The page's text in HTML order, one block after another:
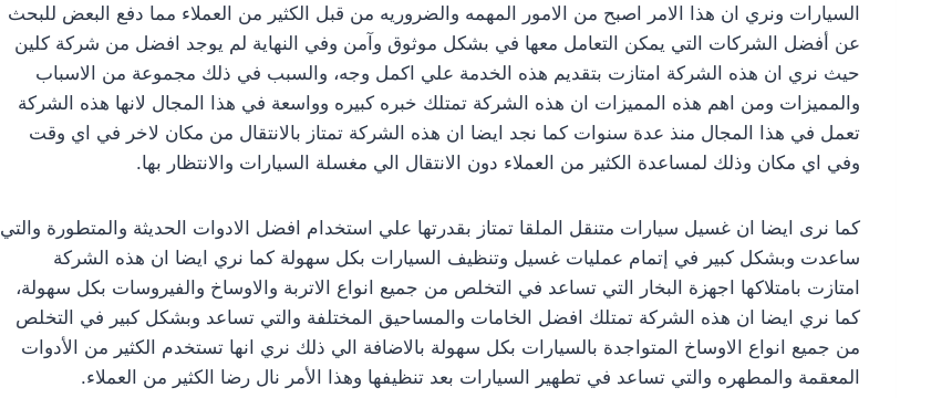
السيارات ونري ان هذا الامر اصبح من الامور المهمه والضروريه من قبل الكثير من العملاء مما دفع البعض للبحث
عن أفضل الشركات التي يمكن التعامل معها في بشكل موثوق وآمن وفي النهاية لم يوجد افضل من شركة كلين
حيث نري ان هذه الشركة امتازت بتقديم هذه الخدمة علي اكمل وجه، والسبب في ذلك مجموعة من الاسباب
والمميزات ومن اهم هذه المميزات ان هذه الشركة تمتلك خبره كبيره وواسعة في هذا المجال لانها هذه الشركة
تعمل في هذا المجال منذ عدة سنوات كما نجد ايضا ان هذه الشركة تمتاز بالانتقال من مكان لاخر في اي وقت
وفي اي مكان وذلك لمساعدة الكثير من العملاء دون الانتقال الي مغسلة السيارات والانتظار بها.
كما نرى ايضا ان غسيل سيارات متنقل الملقا تمتاز بقدرتها علي استخدام افضل الادوات الحديثة والمتطورة والتي
ساعدت وبشكل كبير في إتمام عمليات غسيل وتنظيف السيارات بكل سهولة كما نري ايضا ان هذه الشركة
امتازت بامتلاكها اجهزة البخار التي تساعد في التخلص من جميع انواع الاتربة والاوساخ والفيروسات بكل سهولة،
كما نري ايضا ان هذه الشركة تمتلك افضل الخامات والمساحيق المختلفة والتي تساعد وبشكل كبير في التخلص
من جميع انواع الاوساخ المتواجدة بالسيارات بكل سهولة بالاضافة الي ذلك نري انها تستخدم الكثير من الأدوات
المعقمة والمطهره والتي تساعد في تطهير السيارات بعد تنظيفها وهذا الأمر نال رضا الكثير من العملاء.